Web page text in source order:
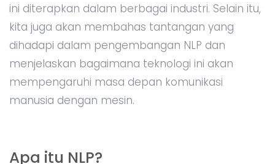
ini diterapkan dalam berbagai industri. Selain itu,
kita juga akan membahas tantangan yang
dihadapi dalam pengembangan NLP dan
menjelaskan bagaimana teknologi ini akan
mempengaruhi masa depan komunikasi
manusia dengan mesin.
Apa itu NLP?